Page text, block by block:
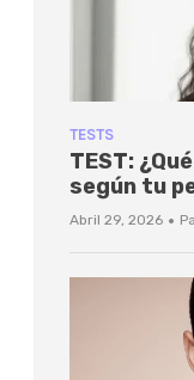
TESTS
TEST:
según tu
Abril 29, 2026 ·